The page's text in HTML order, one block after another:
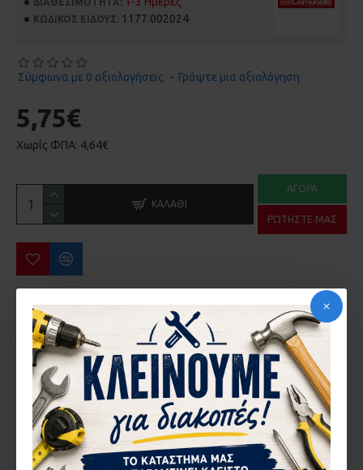
ΚΩΔΙΚΌΣ ΕΊΔΟΥΣ: 1177.002024
Σύμφωνα με 0 αξιολογήσεις. - Γράψτε μια αξιολόγηση
5,75€
Χωρίς ΦΠΑ: 4,64€
ΚΑΛΆΘΙ
ΑΓΟΡΆ
ΡΩΤΉΣΤΕ ΜΑΣ
ΠΕΡΙΣΣΌΤΕΡΑ ΑΠΌ ΤΗΝ ΙΔΙΑ ΜΆΡΚΑ
ΑΝΤΙΚΡΥΣΜΑ ΚΛΕΙΔΑΡΙΑΣ COMUNELLO 215 ΣΥΡΟΜΕΝΗΣ ΚΑΓΚΕΛΟΠΟΡΤΑΣ
2,87€ 32,62€
ΠΕΡΙΓΡΑ΄ΦΉ